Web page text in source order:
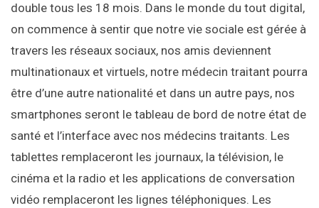
double tous les 18 mois. Dans le monde du tout digital,
on commence à sentir que notre vie sociale est gérée à
travers les réseaux sociaux, nos amis deviennent
multinationaux et virtuels, notre médecin traitant pourra
être d’une autre nationalité et dans un autre pays, nos
smartphones seront le tableau de bord de notre état de
santé et l’interface avec nos médecins traitants. Les
tablettes remplaceront les journaux, la télévision, le
cinéma et la radio et les applications de conversation
vidéo remplaceront les lignes téléphoniques. Les